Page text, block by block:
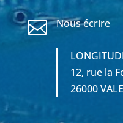
 Nous écrire
12, rue la
26000